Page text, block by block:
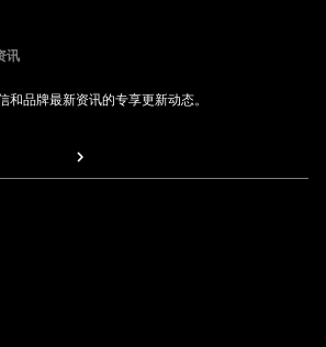
讯
和品牌最新资讯的专享更新动态。